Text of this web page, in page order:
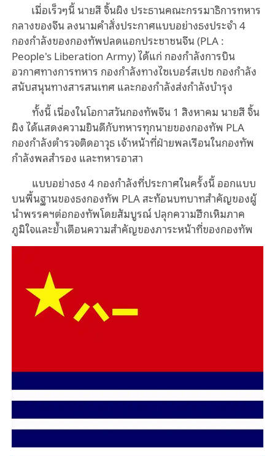
เมื่อเร็วๆนี้ นายสี จิ้นผิง ประธานคณะกรรมาธิการทหาร
กลางของจีน ลงนามคำสั่งประกาศแบบอย่างธงประจำ 4
กองกำลังของกองทัพปลดแอกประชาชนจีน (PLA :
People's Liberation Army) ได้แก่ กองกำลังการบิน
อวกาศทางการทหาร กองกำลังทางไซเบอร์สเปซ กองกำลัง
สนับสนุนทางสารสนเทศ และกองกำลังส่งกำลังบำรุง
ทั้งนี้ เนื่องในโอกาสวันกองทัพจีน 1 สิงหาคม นายสี จิ้น
ผิง ได้แสดงความยินดีกับทหารทุกนายของกองทัพ PLA
กองกำลังตำรวจติดอาวุธ เจ้าหน้าที่ฝ่ายพลเรือนในกองทัพ
กำลังพลสำรอง และทหารอาสา
แบบอย่างธง 4 กองกำลังที่ประกาศในครั้งนี้ ออกแบบ
บนพื้นฐานของธงกองทัพ PLA สะท้อนบทบาทสำคัญของผู้
นำพรรคฯต่อกองทัพโดยสัมบูรณ์ ปลุกความฮึกเหิมภาค
ภูมิใจและย้ำเตือนความสำคัญของภาระหน้าที่ของกองทัพ